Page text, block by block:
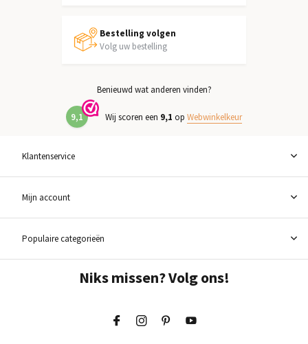
Bestelling volgen
Volg uw bestelling
Benieuwd wat anderen vinden?
9,1 Wij scoren een 9,1 op Webwinkelkeur
Klantenservice
Mijn account
Populaire categorieën
Niks missen? Volg ons!